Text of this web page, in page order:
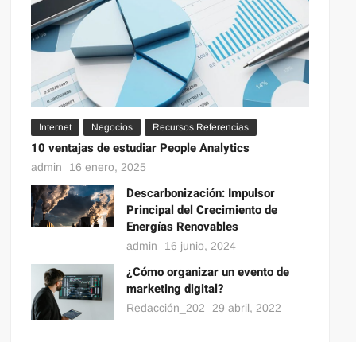
Internet Negocios Recursos Referencias
10 ventajas de estudiar People Analytics
admin 16 enero, 2025
Descarbonización: Impulsor
Principal del Crecimiento de
Energías Renovables
admin 16 junio, 2024
¿Cómo organizar un evento de
marketing digital?
Redacción_202 29 abril, 2022